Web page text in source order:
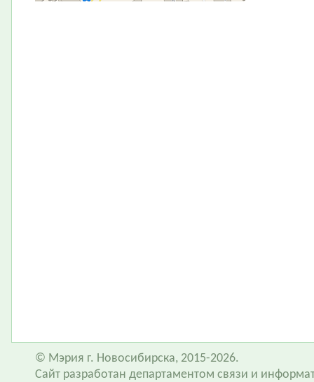
© Мэрия г. Новосибирска, 2015-2026.
Сайт разработан департаментом связи и